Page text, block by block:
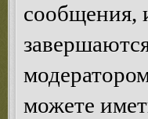
сообщения,
можете